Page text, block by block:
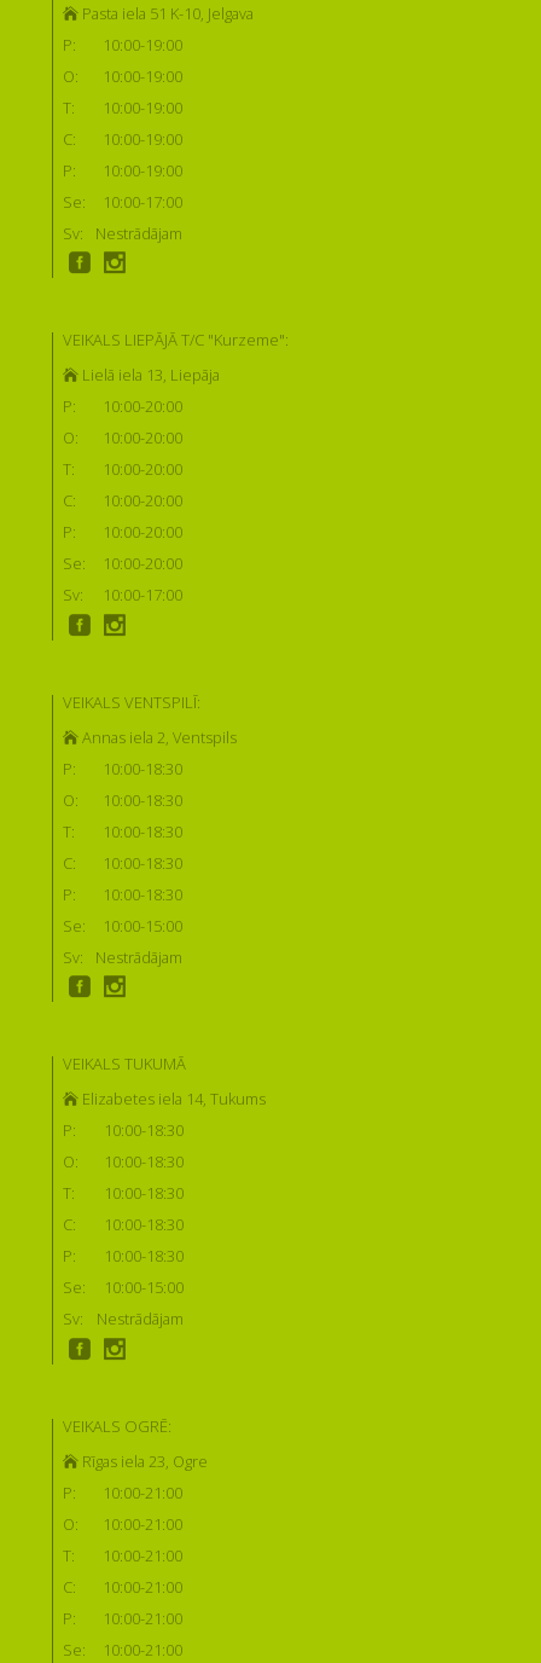
Pasta iela 51 K-10, Jelgava
P:
10:00-19:00
O:
10:00-19:00
T:
10:00-19:00
C:
10:00-19:00
P:
10:00-19:00
Se:
10:00-17:00
Sv:
Nestrādājam
VEIKALS LIEPĀJĀ T/C "Kurzeme":
Lielā iela 13, Liepāja
P:
10:00-20:00
O:
10:00-20:00
T:
10:00-20:00
C:
10:00-20:00
P:
10:00-20:00
Se:
10:00-20:00
Sv:
10:00-17:00
VEIKALS VENTSPILĪ:
Annas iela 2, Ventspils
P:
10:00-18:30
O:
10:00-18:30
T:
10:00-18:30
C:
10:00-18:30
P:
10:00-18:30
Se:
10:00-15:00
Sv:
Nestrādājam
VEIKALS TUKUMĀ
Elizabetes iela 14, Tukums
P:
10:00-18:30
O:
10:00-18:30
T:
10:00-18:30
C:
10:00-18:30
P:
10:00-18:30
Se:
10:00-15:00
Sv:
Nestrādājam
VEIKALS OGRĒ:
Rīgas iela 23, Ogre
P:
10:00-21:00
O:
10:00-21:00
T:
10:00-21:00
C:
10:00-21:00
P:
10:00-21:00
Se:
10:00-21:00